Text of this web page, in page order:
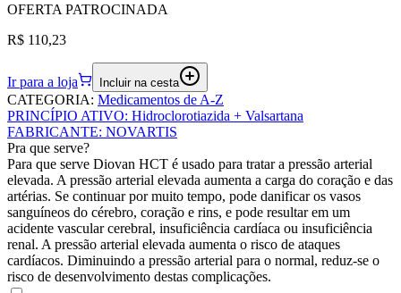
OFERTA PATROCINADA
R$ 110,23
Ir para a loja Incluir na cesta
CATEGORIA: Medicamentos de A-Z
PRINCÍPIO ATIVO: Hidroclorotiazida + Valsartana
FABRICANTE: NOVARTIS
Pra que serve?
Para que serve Diovan HCT é usado para tratar a pressão arterial
elevada. A pressão arterial elevada aumenta a carga do coração e das
artérias. Se continuar por muito tempo, pode danificar os vasos
sanguíneos do cérebro, coração e rins, e pode resultar em um
acidente vascular cerebral, insuficiência cardíaca ou insuficiência
renal. A pressão arterial elevada aumenta o risco de ataques
cardíacos. Diminuindo a pressão arterial para o normal, reduz-se o
risco de desenvolvimento destas complicações.